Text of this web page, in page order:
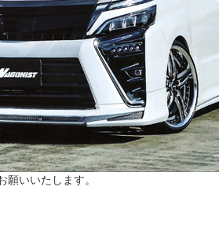
いいたします。